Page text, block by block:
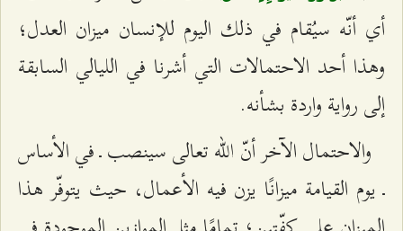
أي أنّه سيُقام في ذلك اليوم للإنسان ميزان العدل؛
وهذا أحد الاحتمالات التي أشرنا في الليالي السابقة
إلى رواية واردة بشأنه.
والاحتمال الآخر أنّ الله تعالى سينصب ـ في الأساس
ـ يوم القيامة ميزانًا يزن فيه الأعمال، حيث يتوفّر هذا